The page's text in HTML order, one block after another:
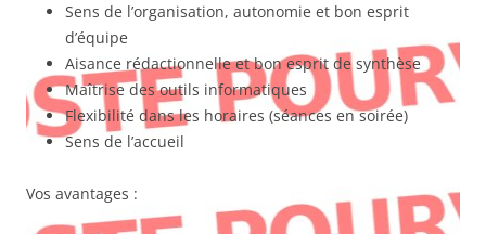
Sens de l’organisation, autonomie et bon esprit
d’équipe
Aisance rédactionnelle et bon esprit de synthèse
Maîtrise des outils informatiques
Flexibilité dans les horaires (séances en soirée)
Sens de l’accueil
Vos avantages :